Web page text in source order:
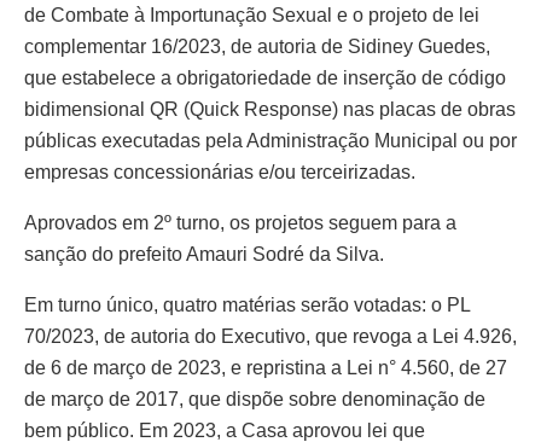
de Combate à Importunação Sexual e o projeto de lei
complementar 16/2023, de autoria de Sidiney Guedes,
que estabelece a obrigatoriedade de inserção de código
bidimensional QR (Quick Response) nas placas de obras
públicas executadas pela Administração Municipal ou por
empresas concessionárias e/ou terceirizadas.
Aprovados em 2º turno, os projetos seguem para a
sanção do prefeito Amauri Sodré da Silva.
Em turno único, quatro matérias serão votadas: o PL
70/2023, de autoria do Executivo, que revoga a Lei 4.926,
de 6 de março de 2023, e repristina a Lei n° 4.560, de 27
de março de 2017, que dispõe sobre denominação de
bem público. Em 2023, a Casa aprovou lei que